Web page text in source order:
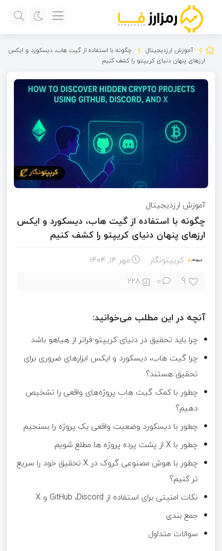
آموزش ارزدیجیتال
چگونه با استفاده از گیت هاب، دیسکورد و ایکس
ارزهای پنهان دنیای کریپتو را کشف کنیم
آموزش ارزدیجیتال
چگونه با استفاده از گیت هاب، دیسکورد و ایکس
ارزهای پنهان دنیای کریپتو را کشف کنیم
کریپتونگار مهر ۱۴, ۱۴۰۴
9
0
228
آنچه در این مطلب می‌خوانید:
چرا باید تحقیق در دنیای کریپتو فراتر از هیاهو باشد
چرا گیت هاب، دیسکورد و ایکس ابزارهای ضروری برای
تحقیق هستند؟
چطور با کمک گیت هاب پروژه‌های واقعی را تشخیص
دهیم؟
چطور با دیسکورد وضعیت واقعی یک پروژه را بسنجیم
چطور با X از پشت پرده پروژه ها مطلع شویم
چطور با هوش مصنوعی گروک در X تحقیق خود را سریع
تر کنیم؟
نکات امنیتی برای استفاده از GitHub ،Discord و X
جمع بندی
سوالات متداول